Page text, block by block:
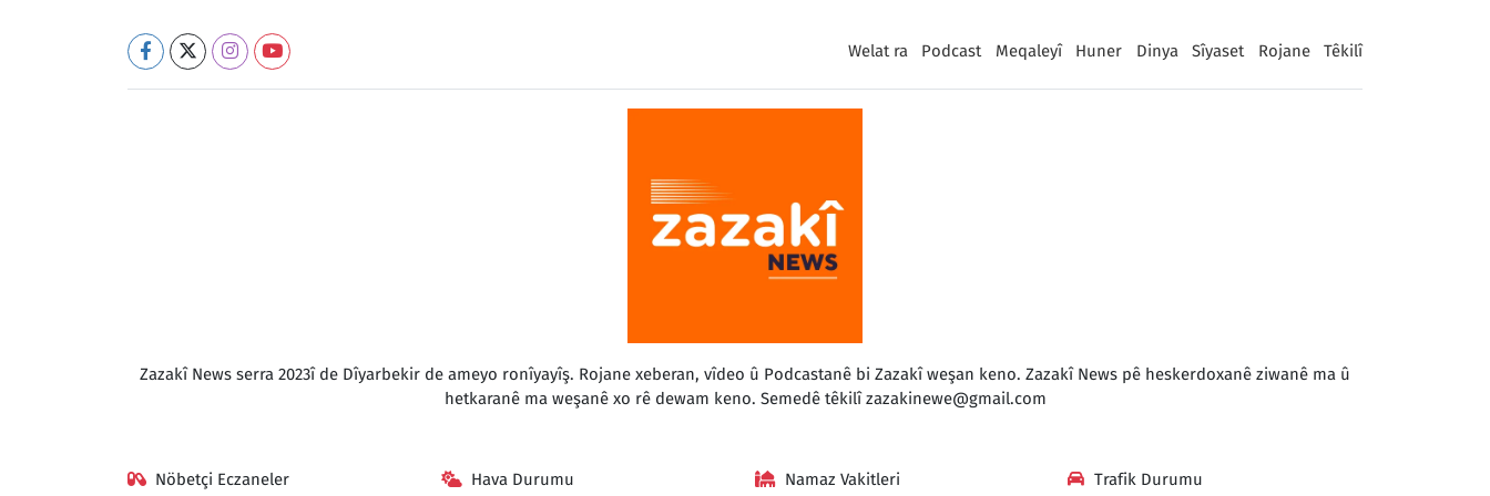
Welat ra Podcast Meqaleyî Huner Dinya Sîyaset Rojane Têkilî
Zazakî News serra 2023î de Dîyarbekir de ameyo ronîyayîş. Rojane xeberan, vîdeo û Podcastanê bi Zazakî weşan keno. Zazakî News pê heskerdoxanê ziwanê ma û
hetkaranê ma weşanê xo rê dewam keno. Semedê têkilîzazakinewe@gmail.com
Nöbetçi Eczaneler Hava Durumu Namaz Vakitleri Trafik Durumu